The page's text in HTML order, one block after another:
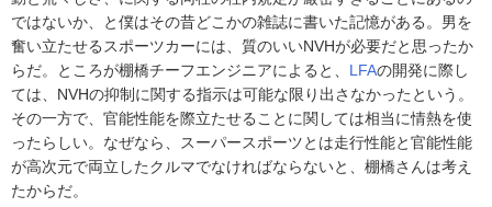
ではないか、と僕はその昔どこかの雑誌に書いた記憶がある。男を
奮い立たせるスポーツカーには、質のいいNVHが必要だと思ったか
らだ。ところが棚橋チーフエンジニアによると、 LFAの開発に際し
ては、NVHの抑制に関する指示は可能な限り出さなかったという。
その一方で、官能性能を際立たせることに関しては相当に情熱を使
ったらしい。なぜなら、スーパースポーツとは走行性能と官能性能
が高次元で両立したクルマでなければならないと、棚橋さんは考え
たからだ。